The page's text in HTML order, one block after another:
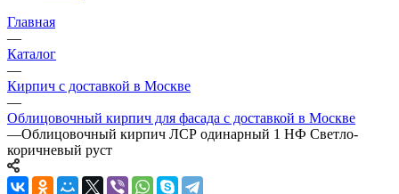
Главная
—
Каталог
—
Кирпич с доставкой в Москве
—
Облицовочный кирпич для фасада с доставкой в Москве
—Облицовочный кирпич ЛСР одинарный 1 НФ Светло-
коричневый руст